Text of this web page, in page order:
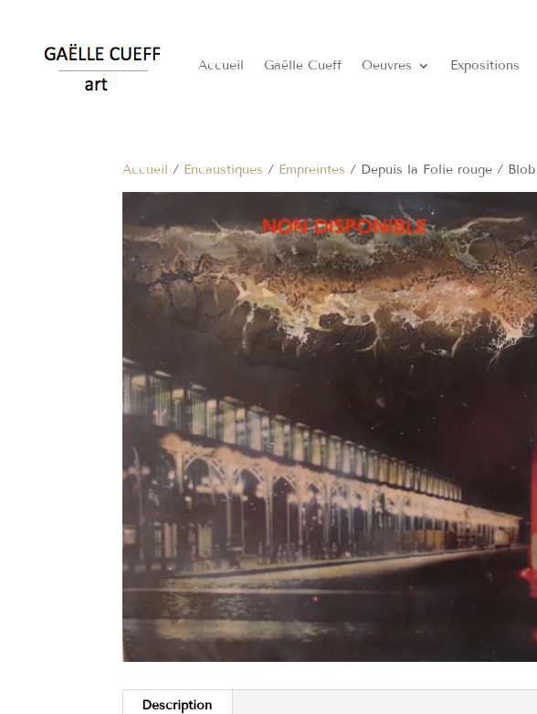
Accueil Gaëlle Cueff Oeuvres Expositions
Accueil / Encaustiques / Empreintes / Depuis la Folie rouge / Blob
Description